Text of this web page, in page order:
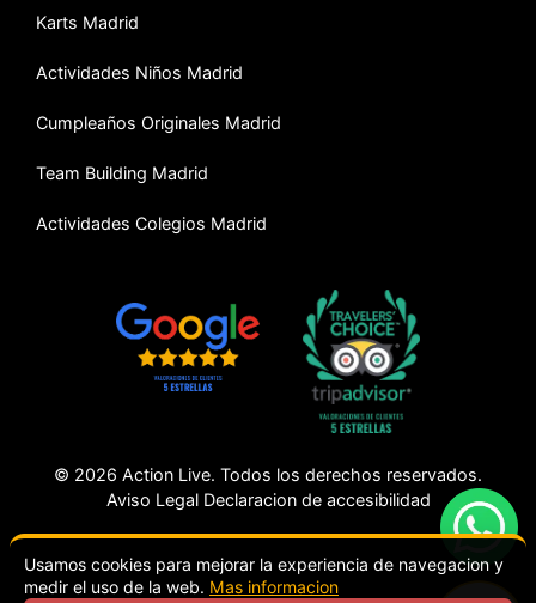
Usamos cookies para mejorar la experiencia de navegacion y
medir el uso de la web. Mas informacion
Karts Madrid
Actividades Niños Madrid
Cumpleaños Originales Madrid
Team Building Madrid
Actividades Colegios Madrid
© 2026 Action Live. Todos los derechos reservados.
Aviso Legal Declaracion de accesibilidad